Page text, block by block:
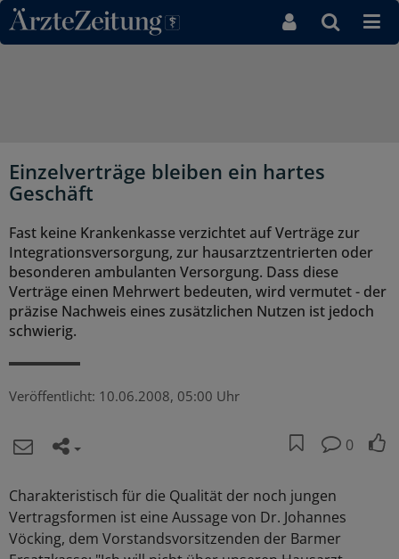
Direkt zum Inhaltsbereich
Einzelverträge bleiben ein hartes
Geschäft
Fast keine Krankenkasse verzichtet auf Verträge zur
Integrationsversorgung, zur hausarztzentrierten oder
besonderen ambulanten Versorgung. Dass diese
Verträge einen Mehrwert bedeuten, wird vermutet - der
präzise Nachweis eines zusätzlichen Nutzen ist jedoch
schwierig.
Veröffentlicht: 10.06.2008, 05:00 Uhr
0
Charakteristisch für die Qualität der noch jungen
Vertragsformen ist eine Aussage von Dr. Johannes
Vöcking, dem Vorstandsvorsitzenden der Barmer